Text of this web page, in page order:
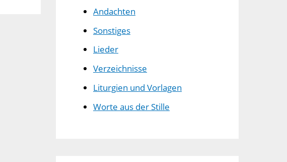
Andachten
Sonstiges
Lieder
Verzeichnisse
Liturgien und Vorlagen
Worte aus der Stille